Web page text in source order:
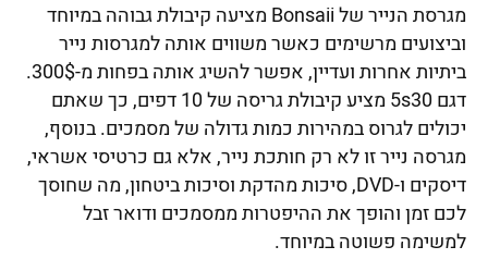
מגרסת הנייר של Bonsaii מציעה קיבולת גבוהה במיוחד
וביצועים מרשימים כאשר משווים אותה למגרסות נייר
ביתיות אחרות ועדיין, אפשר להשיג אותה בפחות מ-300$.
דגם 5s30 מציע קיבולת גריסה של 10 דפים, כך שאתם
יכולים לגרוס במהירות כמות גדולה של מסמכים. בנוסף,
מגרסה נייר זו לא רק חותכת נייר, אלא גם כרטיסי אשראי,
דיסקים ו-DVD, סיכות מהדקת וסיכות ביטחון, מה שחוסך
לכם זמן והופך את ההיפטרות ממסמכים ודואר זבל
למשימה פשוטה במיוחד.